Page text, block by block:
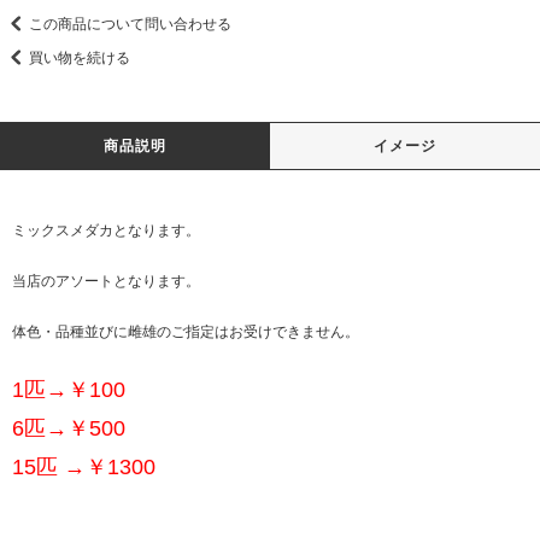
この商品について問い合わせる
買い物を続ける
商品説明 イメージ
ミックスメダカとなります。
当店のアソートとなります。
体色・品種並びに雌雄のご指定はお受けできません。
1匹→￥100
6匹→￥500
15匹 →￥1300